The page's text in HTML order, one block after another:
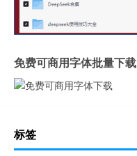
免费可商用字体批量下载
标签